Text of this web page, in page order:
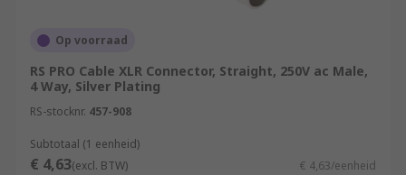
Op voorraad
RS PRO Cable XLR Connector, Straight, 250V ac Male,
4 Way, Silver Plating
RS-stocknr. 457-908
Subtotaal (1 eenheid)
€ 4,63(excl. BTW) € 4,63/eenheid